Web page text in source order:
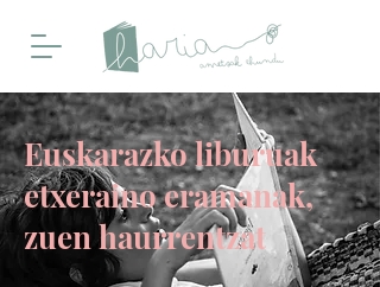
Euskarazko liburuak
etxeraino eramanak,
zuen haurrentzat